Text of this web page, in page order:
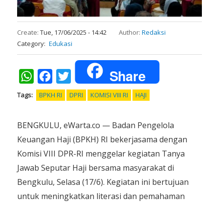
Create: Tue, 17/06/2025 - 14:42 Author: Redaksi
Category Edukasi
WhatsAppFacebookTwitter Share
Tags BPKH RI DPRI KOMISI VIII RI HAJI
BENGKULU, eWarta.co — Badan Pengelola
Keuangan Haji (BPKH) RI bekerjasama dengan
Komisi VIII DPR-RI menggelar kegiatan Tanya
Jawab Seputar Haji bersama masyarakat di
Bengkulu, Selasa (17/6). Kegiatan ini bertujuan
untuk meningkatkan literasi dan pemahaman